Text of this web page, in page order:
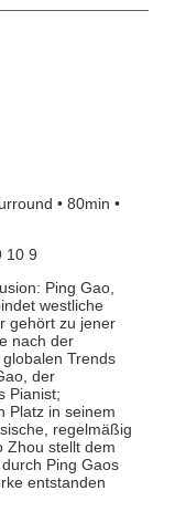
• 80min •
10 9
Ping Gao,
westliche
gehört zu jener
nach der
Trends
der
Pianist;
Platz in seinem
regelmäßig
Zhou stellt dem
Ping Gaos
entstanden